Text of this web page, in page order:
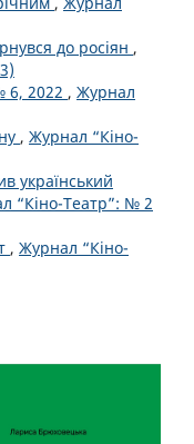
до росіян ,
6, 2022 , Журнал
, Журнал “Кіно-
український
“Кіно-Театр”: № 2
, Журнал “Кіно-